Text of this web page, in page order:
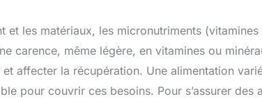
et les matériaux, les micronutriments
carence, même légère, en vitamines ou
affecter la récupération. Une alimentation
pour couvrir ces besoins. Pour s’assurer des